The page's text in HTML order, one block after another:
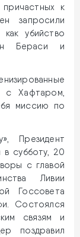
причастных к
запросили
убийство
Бераси и
с Хафтаром,
миссию по
Президент
субботу, 20
с главой
Ливии
Госсовета
Состоялся
связям и
поздравил